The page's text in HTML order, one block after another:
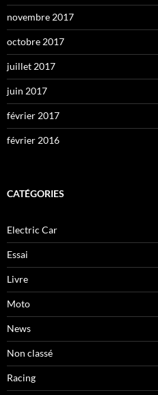
novembre 2017
octobre 2017
juillet 2017
juin 2017
février 2017
février 2016
CATÉGORIES
Electric Car
Essai
Livre
Moto
News
Non classé
Racing